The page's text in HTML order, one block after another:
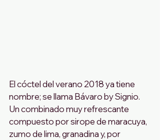
El cóctel del verano 2018 ya tiene
nombre; se llama Bávaro by Signio.
Un combinado muy refrescante
compuesto por sirope de maracuya,
zumo de lima, granadina y, por